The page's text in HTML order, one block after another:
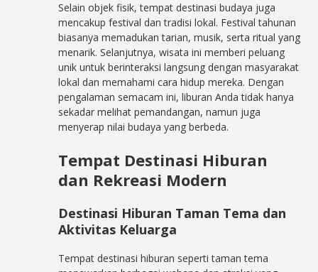
Selain objek fisik, tempat destinasi budaya juga
mencakup festival dan tradisi lokal. Festival tahunan
biasanya memadukan tarian, musik, serta ritual yang
menarik. Selanjutnya, wisata ini memberi peluang
unik untuk berinteraksi langsung dengan masyarakat
lokal dan memahami cara hidup mereka. Dengan
pengalaman semacam ini, liburan Anda tidak hanya
sekadar melihat pemandangan, namun juga
menyerap nilai budaya yang berbeda.
Tempat Destinasi Hiburan
dan Rekreasi Modern
Destinasi Hiburan Taman Tema dan
Aktivitas Keluarga
Tempat destinasi hiburan seperti taman tema